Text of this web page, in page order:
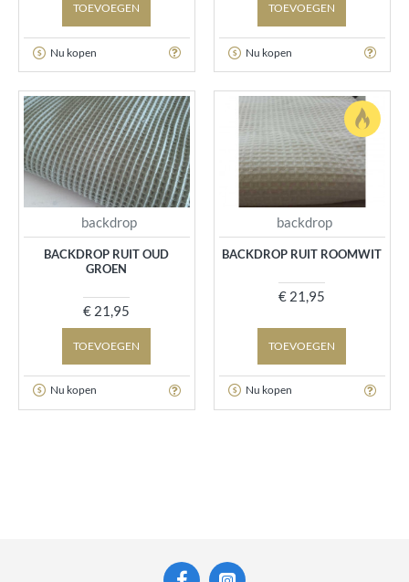
TOEVOEGEN
Nu kopen
TOEVOEGEN
Nu kopen
backdrop
BACKDROP RUIT OUD
GROEN
€ 21,95
TOEVOEGEN
Nu kopen
backdrop
BACKDROP RUIT ROOMWIT
€ 21,95
TOEVOEGEN
Nu kopen